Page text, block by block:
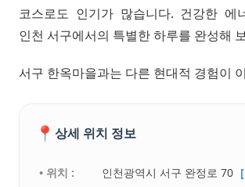
코스로도 인기가 많습니다. 건강한 에
인천 서구에서의 특별한 하루를 완성해
서구 한옥마을과는 다른 현대적 경험이
📍 상세 위치 정보
• 위치 : 인천광역시 서구 완정로 70